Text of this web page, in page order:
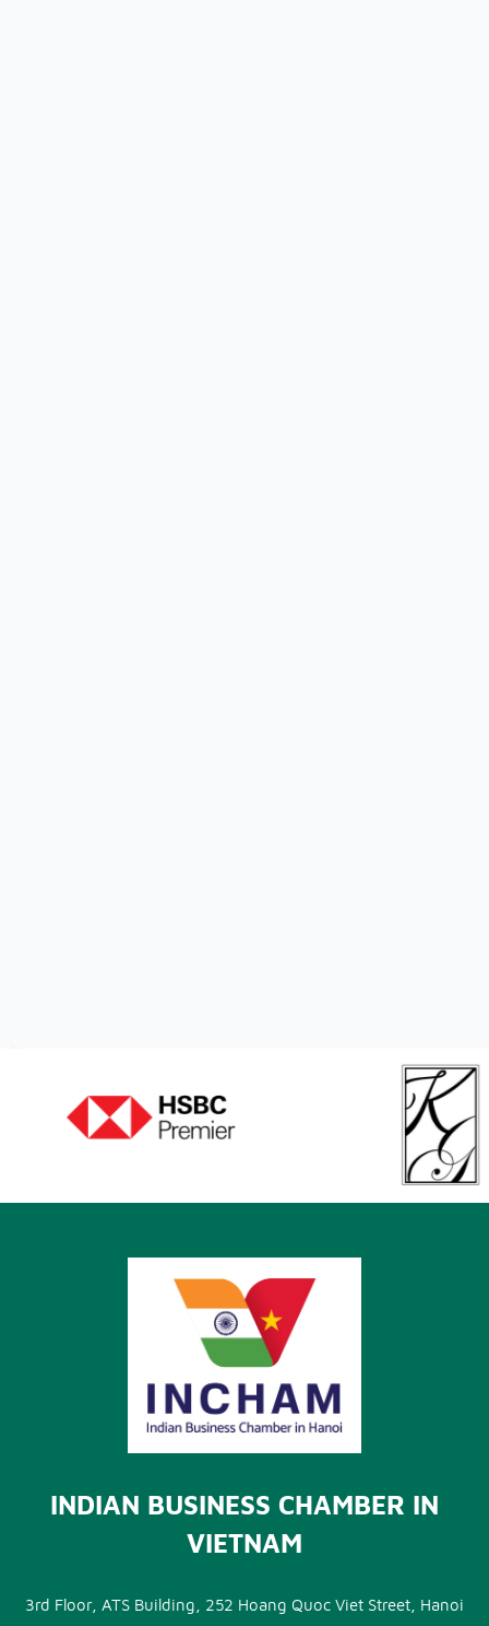
INDIAN BUSINESS CHAMBER IN
VIETNAM
3rd Floor, ATS Building, 252 Hoang Quoc Viet Street, Hanoi